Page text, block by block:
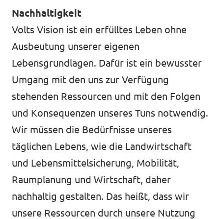
Test
Nachhaltigkeit
Volts Vision ist ein erfülltes Leben ohne
Ausbeutung unserer eigenen
Lebensgrundlagen. Dafür ist ein bewusster
Umgang mit den uns zur Verfügung
stehenden Ressourcen und mit den Folgen
und Konsequenzen unseres Tuns notwendig.
Wir müssen die Bedürfnisse unseres
täglichen Lebens, wie die Landwirtschaft
und Lebensmittelsicherung, Mobilität,
Raumplanung und Wirtschaft, daher
nachhaltig gestalten. Das heißt, dass wir
unsere Ressourcen durch unsere Nutzung